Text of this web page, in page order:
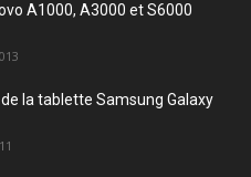
A1000, A3000 et S6000
la tablette Samsung Galaxy